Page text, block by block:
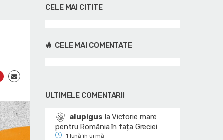
CELE MAI CITITE
CELE MAI COMENTATE
ULTIMELE COMENTARII
alupigus la Victorie mare
pentru România în fața Greciei
1 lună în urmă